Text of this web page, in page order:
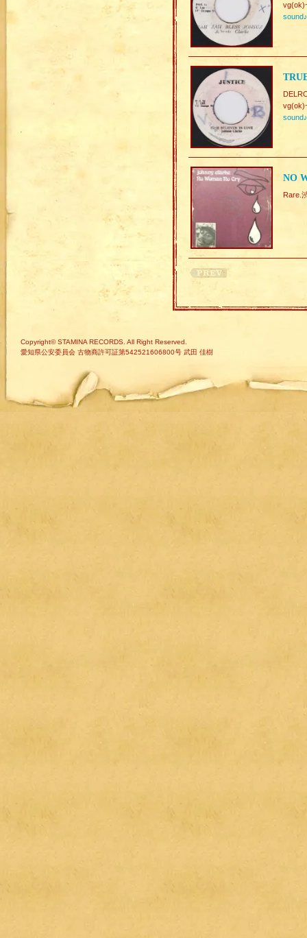
sound♪
sound♪
NO
Rare.
Copyright© STAMINA RECORDS. All Right Reserved.
愛知県公安委員会 古物商許可証第542521606800号 武田 佳樹